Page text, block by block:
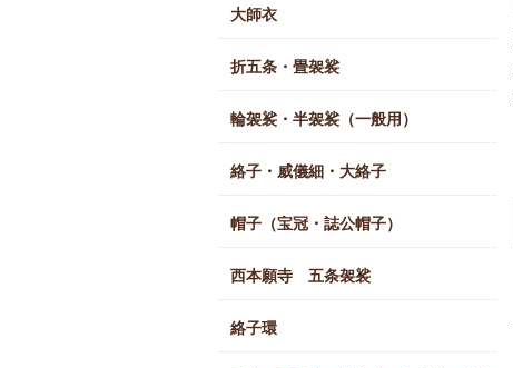
大師衣
折五条・畳袈裟
輪袈裟・半袈裟（一般用）
絡子・威儀細・大絡子
帽子（宝冠・誌公帽子）
西本願寺 五条袈裟
絡子環